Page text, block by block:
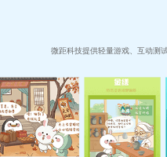
微距科技提供轻量游戏、互动测